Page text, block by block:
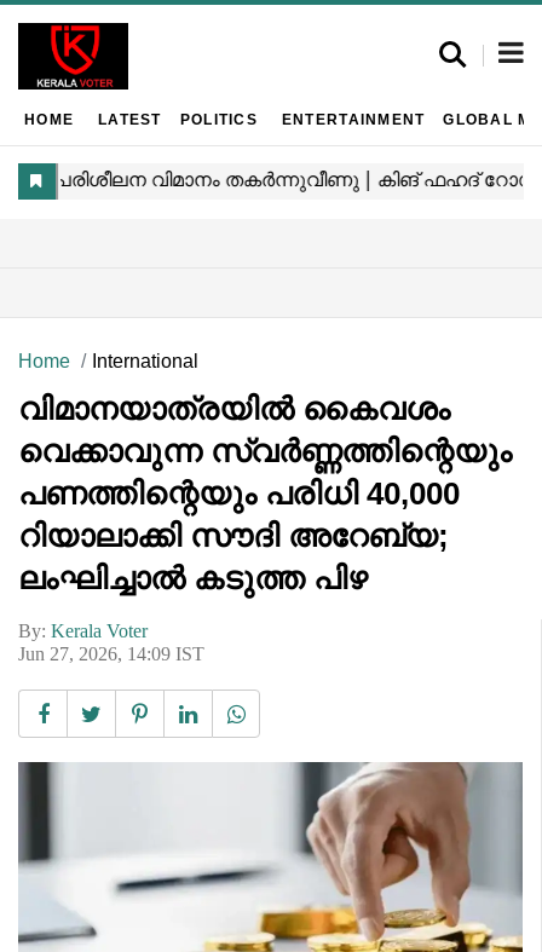
HOME LATEST POLITICS ENTERTAINMENT GLOBAL
Home International
വിമാനയാത്രയിൽ കൈവശം
വെക്കാവുന്ന സ്വർണ്ണത്തിന്റെയും
പണത്തിന്റെയും പരിധി 40,000
റിയാലാക്കി സൗദി അറേബ്യ;
ലംഘിച്ചാൽ കടുത്ത പിഴ
By: Kerala Voter
Jun 27, 2026, 14:09 IST